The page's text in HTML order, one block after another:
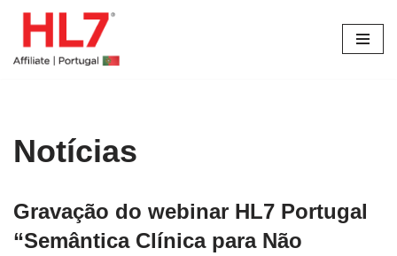
Avançar
para
Notícias
Gravação do webinar HL7 Portugal
“Semântica Clínica para Não